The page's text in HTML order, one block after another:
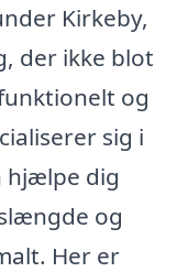
Kirkeby,
der ikke blot
og
sig i
hjælpe dig
og
Her er